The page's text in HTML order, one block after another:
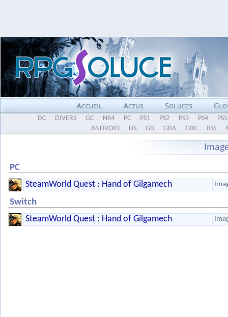
DC DIVERS GC N64 PC PS1 PS2 PS3 PS4
PS5
ANDROID
DS GB GBA GBC IOS
PC
SteamWorld Quest : Hand of Gilgamech
Switch
SteamWorld Quest : Hand of Gilgamech